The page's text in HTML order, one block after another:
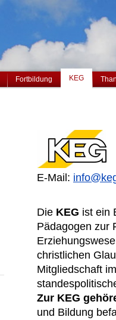
Fortbildung KEG
E-Mail:
Die KEG ist ein
Pädagogen zur
christlichen
Mitgliedschaft im
Zur KEG
und Bildung